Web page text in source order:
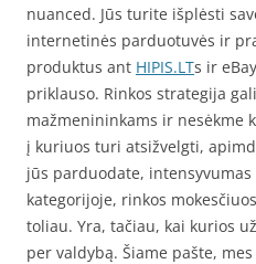
nuanced. Jūs turite išplėsti
internetinės parduotuvės ir
produktus ant HIPIS.LTs ir
priklauso. Rinkos strategija
mažmenininkams ir nesėkme
į kuriuos turi atsižvelgti,
jūs parduodate,
kategorijoje, rinkos
toliau. Yra, tačiau, kai kurios
per valdybą. Šiame pašte,